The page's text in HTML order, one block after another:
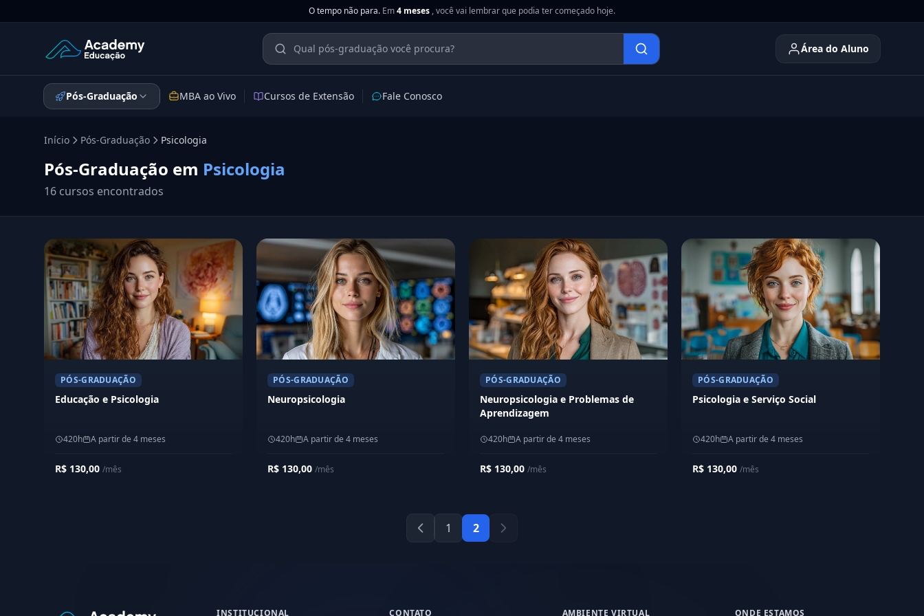
O tempo não para. Em4 meses , você vai lembrar que podia ter começado hoje.
Academy Educação — Página Inicial Área do Aluno
Pós-Graduação MBA ao Vivo Cursos de Extensão Fale Conosco
Início Pós-Graduação Psicologia
Pós-Graduação em Psicologia
16 cursos encontrados
PÓS-GRADUAÇÃO
Educação e Psicologia
420h A partir de 4 meses
R$ 130,00 /mês
PÓS-GRADUAÇÃO
Neuropsicologia
420h A partir de 4 meses
R$ 130,00 /mês
PÓS-GRADUAÇÃO
Neuropsicologia e Problemas de
Aprendizagem
420h A partir de 4 meses
R$ 130,00 /mês
PÓS-GRADUAÇÃO
Psicologia e Serviço Social
420h A partir de 4 meses
R$ 130,00 /mês
1 2
INSTITUCIONAL CONTATO AMBIENTE VIRTUAL ONDE ESTAMOS